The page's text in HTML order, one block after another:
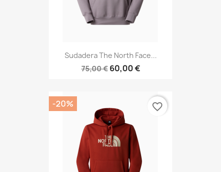
Sudadera The North Face...
75,00 € 60,00 €
-20% favorite_border